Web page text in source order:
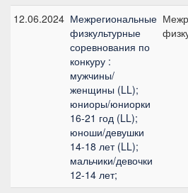
12.06.2024 Межрегиональные
физкультурные
соревнования по
конкуру :
мужчины/
женщины (LL);
юниоры/юниорки
16-21 год (LL);
юноши/девушки
14-18 лет (LL);
мальчики/девочки
12-14 лет;